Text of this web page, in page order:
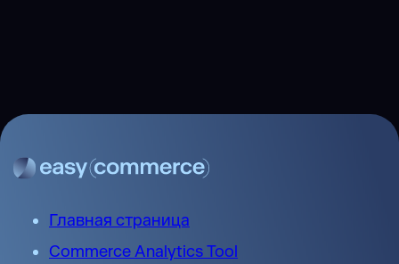
Главная страница
Commerce Analytics Tool